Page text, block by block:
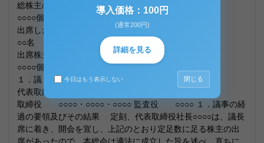
総株主の議決権の数
○○○○個
出席した株主の数（委任状による出席を含む)
○○名
出席株主の議決権の数
○○○○個
１．議 長
代表取締役社長 ○○○○ １．出席役員
取締役 ○○○○・○○○○・○○○○ 監査役 ○○○○ １．議事の経
過の要領及びその結果 定刻、代表取締役社長○○○○は、議長
席に着き、開会を宣し、上記のとおり定足数に足る株主の出
導入価格：100円
(通常200円)
詳細を見る
今日はもう表示しない 閉じる